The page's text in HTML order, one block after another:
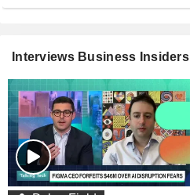
Interviews Business Insiders